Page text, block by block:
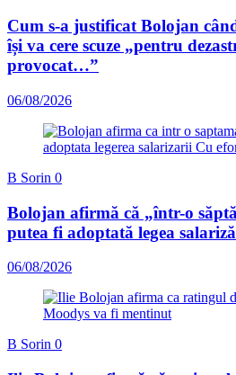
Cum s-a justificat Bolojan
își va cere scuze „pentru
provocat…”
06/08/2026
B Sorin 0
Bolojan afirmă că „într-o
putea fi adoptată legea
06/08/2026
B Sorin 0